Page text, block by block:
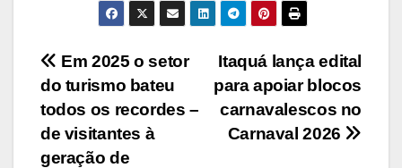
Navegação
de
Post
Itaquá lança edital
para apoiar blocos
carnavalescos no
Carnaval 2026
Em 2025 o setor
do turismo bateu
todos os recordes –
de visitantes à
geração de